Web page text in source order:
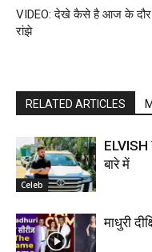
VIDEO: देखे कैसे है आज के
रांझे
RELATED ARTICLES
Celeb
बारे में
माधुरी